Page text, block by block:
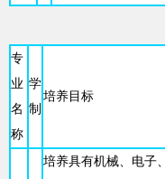
专
业
名
称
学
制
培养目标
培养具有机械、电子、